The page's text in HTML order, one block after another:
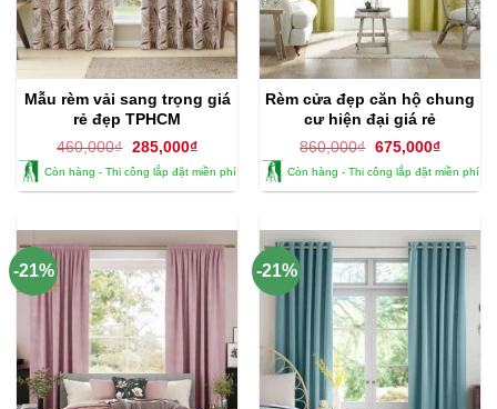
Mẫu rèm vải sang trọng giá
rẻ đẹp TPHCM
460,000₫ Giá
là:
460,000₫.
285,000₫Giá
tại
là:
Còn hàng - Thi công lắp đặt miền phí
Rèm cửa đẹp căn hộ chung
cư hiện đại giá rẻ
860,000₫ Giá
là:
860,000₫.
675,000₫Giá
tại
là:
Còn hàng - Thi công lắp đặt miền phí
-21% -21%